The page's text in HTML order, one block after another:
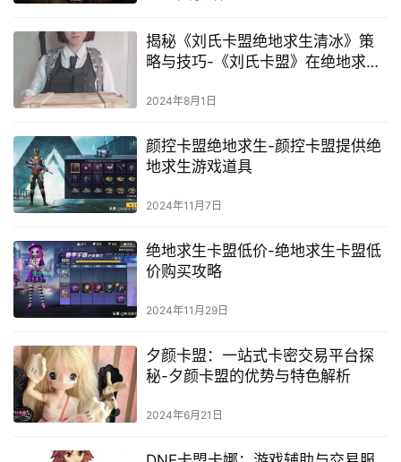
揭秘《刘氏卡盟绝地求生清冰》策
略与技巧-《刘氏卡盟》在绝地求生
2024年8月1日
颜控卡盟绝地求生-颜控卡盟提供绝
地求生游戏道具
2024年11月7日
绝地求生卡盟低价-绝地求生卡盟低
价购买攻略
2024年11月29日
夕颜卡盟：一站式卡密交易平台探
秘-夕颜卡盟的优势与特色解析
2024年6月21日